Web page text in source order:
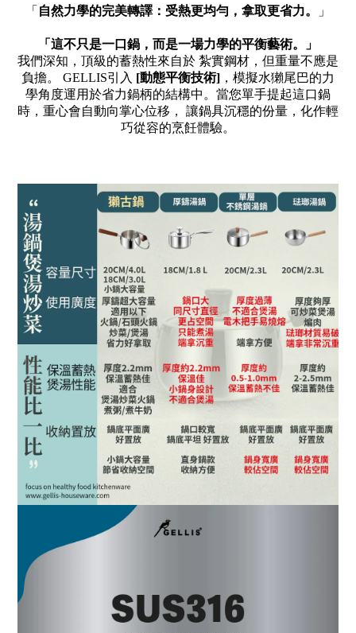
「 自然力學的完美轉譯：受熱更均勻，拿取更省力。 」
「這不只是一口鍋，而是一場力學的平衡藝術。」
我們深知，頂級的蓄熱性來自於 紮實鋼材，但重量不應是
負擔。 GELLIS引入 [動態平衡技術] ，模擬水獺尾巴的力
學角度運用於省力鍋柄的結構中。當您單手提起這口鍋
時，重心會自動向掌心位移， 讓鍋具沉穩的份量，化作輕
巧從容的烹飪體驗。